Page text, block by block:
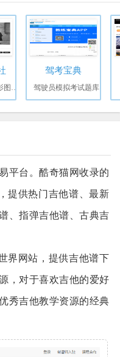
驾考宝典
驾驶员模拟考试题库
平台。酷奇猫网收录的
提供热门吉他谱、最新
、指弹吉他谱、古典吉
界网站，提供吉他谱下
，对于喜欢吉他的爱好
秀吉他教学资源的经典